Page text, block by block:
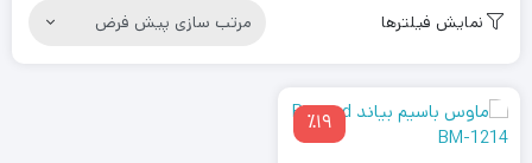
نمایش فیلترها
٪19